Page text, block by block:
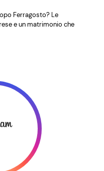
Ferragosto? Le
e un matrimonio che